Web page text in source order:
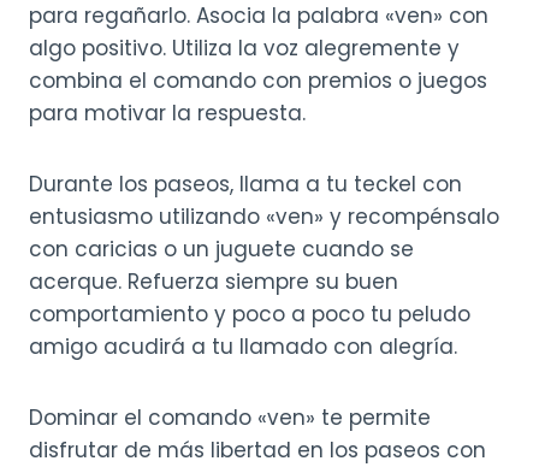
para regañarlo. Asocia la palabra «ven» con
algo positivo. Utiliza la voz alegremente y
combina el comando con premios o juegos
para motivar la respuesta.
Durante los paseos, llama a tu teckel con
entusiasmo utilizando «ven» y recompénsalo
con caricias o un juguete cuando se
acerque. Refuerza siempre su buen
comportamiento y poco a poco tu peludo
amigo acudirá a tu llamado con alegría.
Dominar el comando «ven» te permite
disfrutar de más libertad en los paseos con